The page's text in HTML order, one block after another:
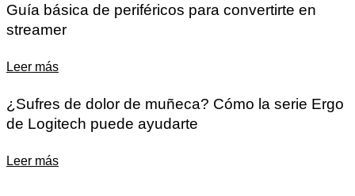
Guía básica de periféricos para convertirte en
streamer
Leer más
¿Sufres de dolor de muñeca? Cómo la serie Ergo
de Logitech puede ayudarte
Leer más